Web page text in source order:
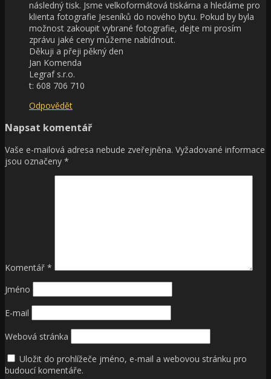
následný tisk. Jsme velkoformátová tiskárna a hledáme pro
klienta fotografie Jeseníků do nového bytu. Pokud by byla
možnost zakoupit vybrané fotografie, dejte mi prosím
zprávu jaké ceny můžeme nabídnout.
Děkuji a přeji pěkný den
Jan Komenda
Legraf s.r.o.
t: 608 706 710
Odpovědět
Napsat komentář
Vaše e-mailová adresa nebude zveřejněna. Vyžadované informace
jsou označeny *
Komentář *
Jméno
E-mail
Webová stránka
Uložit do prohlížeče jméno, e-mail a webovou stránku pro
budoucí komentáře.